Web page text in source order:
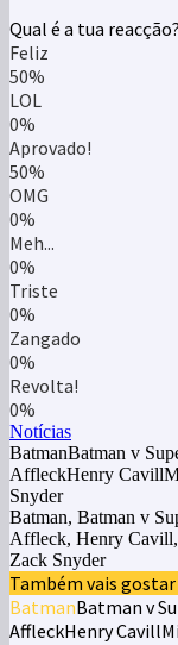
Qual é a tua reacção?
Feliz
50%
LOL
0%
Aprovado!
50%
OMG
0%
Meh...
0%
Triste
0%
Zangado
0%
Revolta!
0%
Notícias
BatmanBatman v
AffleckHenry
Snyder
Batman, Batman v
Affleck, Henry
Zack Snyder
Também vais gostar
BatmanBatman v
AffleckHenry Cavill